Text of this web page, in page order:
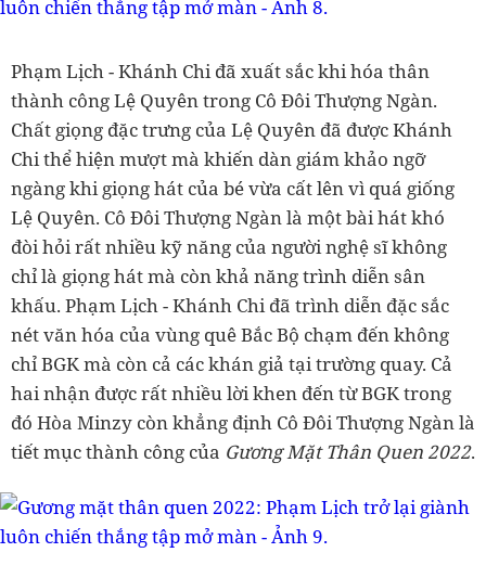
Phạm Lịch - Khánh Chi đã xuất sắc khi hóa thân
thành công Lệ Quyên trong Cô Đôi Thượng Ngàn.
Chất giọng đặc trưng của Lệ Quyên đã được Khánh
Chi thể hiện mượt mà khiến dàn giám khảo ngỡ
ngàng khi giọng hát của bé vừa cất lên vì quá giống
Lệ Quyên. Cô Đôi Thượng Ngàn là một bài hát khó
đòi hỏi rất nhiều kỹ năng của người nghệ sĩ không
chỉ là giọng hát mà còn khả năng trình diễn sân
khấu. Phạm Lịch - Khánh Chi đã trình diễn đặc sắc
nét văn hóa của vùng quê Bắc Bộ chạm đến không
chỉ BGK mà còn cả các khán giả tại trường quay. Cả
hai nhận được rất nhiều lời khen đến từ BGK trong
đó Hòa Minzy còn khẳng định Cô Đôi Thượng Ngànlà
tiết mục thành công của Gương Mặt Thân Quen 2022.